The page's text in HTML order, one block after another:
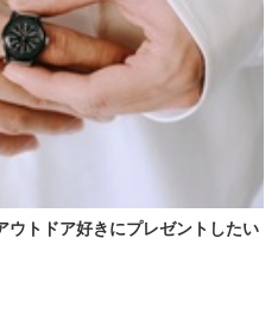
ウトドア好きにプレゼントしたい